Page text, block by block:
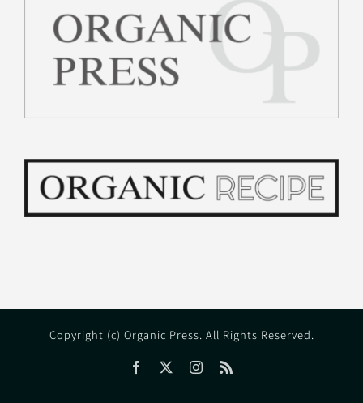
Copyright (c) Organic Press. All Rights Reserved.
Facebook Instagram